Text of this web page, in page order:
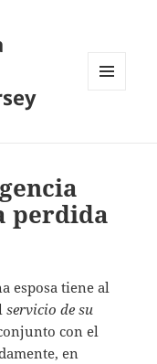
perdida
esposa tiene al
servicio de su
con el
en